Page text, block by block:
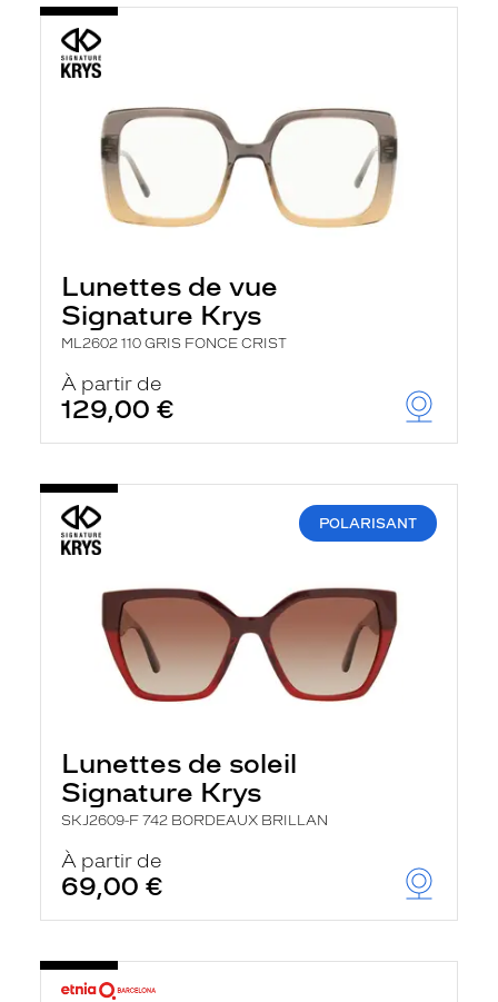
Lunettes de vue
Signature Krys
ML2602 110 GRIS FONCE CRIST
À partir de
129,00 €
POLARISANT
Lunettes de soleil
Signature Krys
SKJ2609-F 742 BORDEAUX BRILLAN
À partir de
69,00 €